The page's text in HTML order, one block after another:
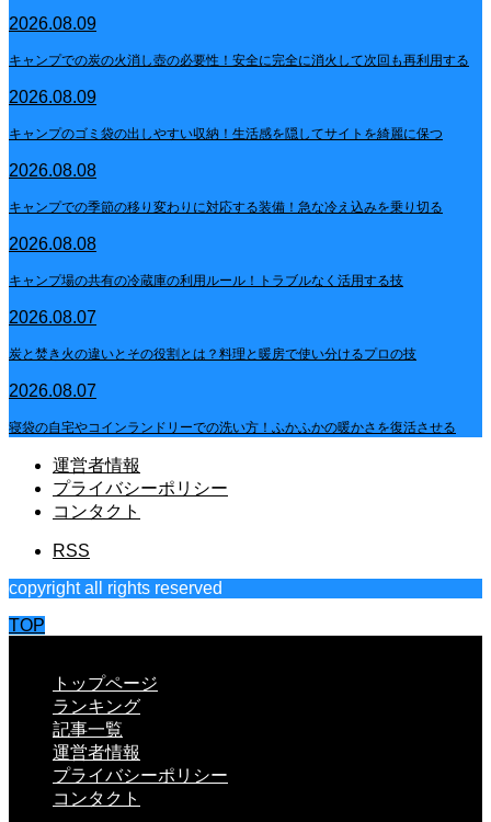
2026.08.09
キャンプでの炭の火消し壺の必要性！安全に完全に消火して次回も再利用する
2026.08.09
キャンプのゴミ袋の出しやすい収納！生活感を隠してサイトを綺麗に保つ
2026.08.08
キャンプでの季節の移り変わりに対応する装備！急な冷え込みを乗り切る
2026.08.08
キャンプ場の共有の冷蔵庫の利用ルール！トラブルなく活用する技
2026.08.07
炭と焚き火の違いとその役割とは？料理と暖房で使い分けるプロの技
2026.08.07
寝袋の自宅やコインランドリーでの洗い方！ふかふかの暖かさを復活させる
運営者情報
プライバシーポリシー
コンタクト
RSS
copyright all rights reserved
TOP
トップページ
ランキング
記事一覧
運営者情報
プライバシーポリシー
コンタクト